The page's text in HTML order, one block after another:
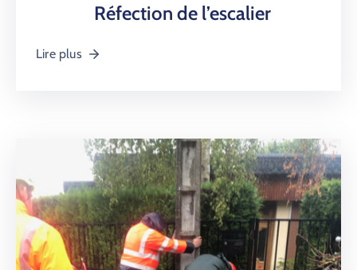
Réfection de l’escalier
Lire plus